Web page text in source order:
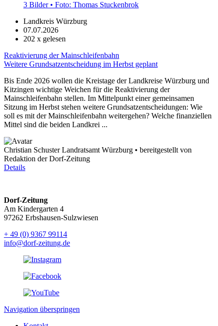
3 Bilder • Foto: Thomas Stuckenbrok
Landkreis Würzburg
07.07.2026
202 x gelesen
Reaktivierung der Mainschleifenbahn
Weitere Grundsatzentscheidung im Herbst geplant
Bis Ende 2026 wollen die Kreistage der Landkreise Würzburg und
Kitzingen wichtige Weichen für die Reaktivierung der
Mainschleifenbahn stellen. Im Mittelpunkt einer gemeinsamen
Sitzung im Herbst stehen weitere Grundsatzentscheidungen: Wie
soll es mit der Mainschleifenbahn weitergehen? Welche finanziellen
Mittel sind die beiden Landkrei ...
Christian Schuster Landratsamt Würzburg • bereitgestellt von
Redaktion der Dorf-Zeitung
Details
Dorf-Zeitung
Am Kindergarten 4
97262 Erbshausen-Sulzwiesen
+ 49 (0) 9367 99114
info@dorf-zeitung.de
Navigation überspringen